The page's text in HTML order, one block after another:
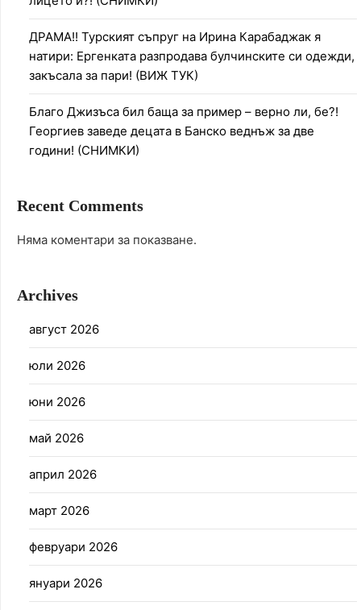
ДРАМА!! Турският съпруг на Ирина Карабаджак я
натири: Ергенката разпродава булчинските си одежди,
закъсала за пари! (ВИЖ ТУК)
Благо Джизъса бил баща за пример – верно ли, бе?!
Георгиев заведе децата в Банско веднъж за две
години! (СНИМКИ)
Recent Comments
Няма коментари за показване.
Archives
август 2026
юли 2026
юни 2026
май 2026
април 2026
март 2026
февруари 2026
януари 2026